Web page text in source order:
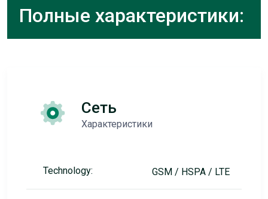
Полные характеристики:
Сеть
Характеристики
Technology: GSM / HSPA / LTE